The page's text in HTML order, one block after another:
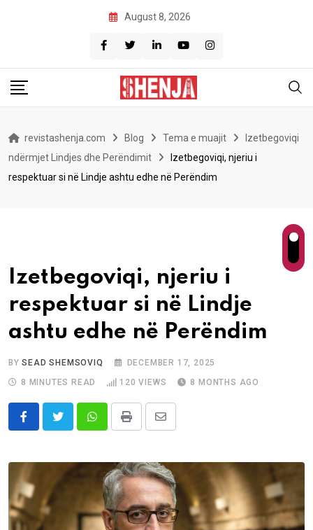
August 8, 2026
revistashenja.com Blog Tema e muajit
Izetbegoviqi
ndërmjet Lindjes dhe Perëndimit
Izetbegoviqi, njeriu i
respektuar si në Lindje ashtu edhe në Perëndim
Izetbegoviqi, njeriu i
respektuar si në Lindje
ashtu edhe në Perëndim
BYSEAD SHEMSOVIQ
DECEMBER 17, 2025
8 MINUTES READ
120 VIEWS 8 MONTHS AGO
WhatsappPrint
Share
Email